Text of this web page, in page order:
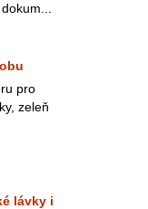
pro
zeleň
lávky i